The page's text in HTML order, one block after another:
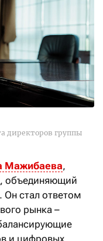
директоров группы
Мажибаева,
объединяющий
Он стал ответом
рынка –